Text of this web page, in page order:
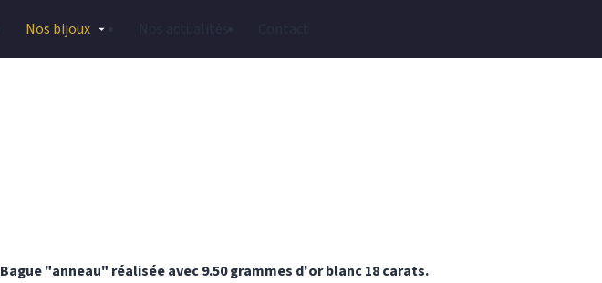
Nos bijoux
Bague "anneau" réalisée avec 9.50 grammes d'or blanc 18 carats.